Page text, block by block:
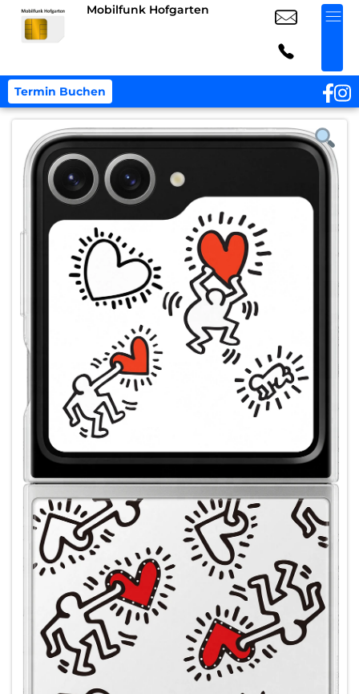
Mobilfunk Hofgarten
Termin Buchen